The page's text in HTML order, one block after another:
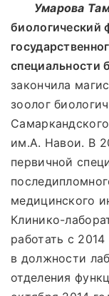
Умарова
биологический
специальности
закончила
зоолог
им.А. Навои. В
первичной
медицинского
Клинико-
работать с
в должности
отделения